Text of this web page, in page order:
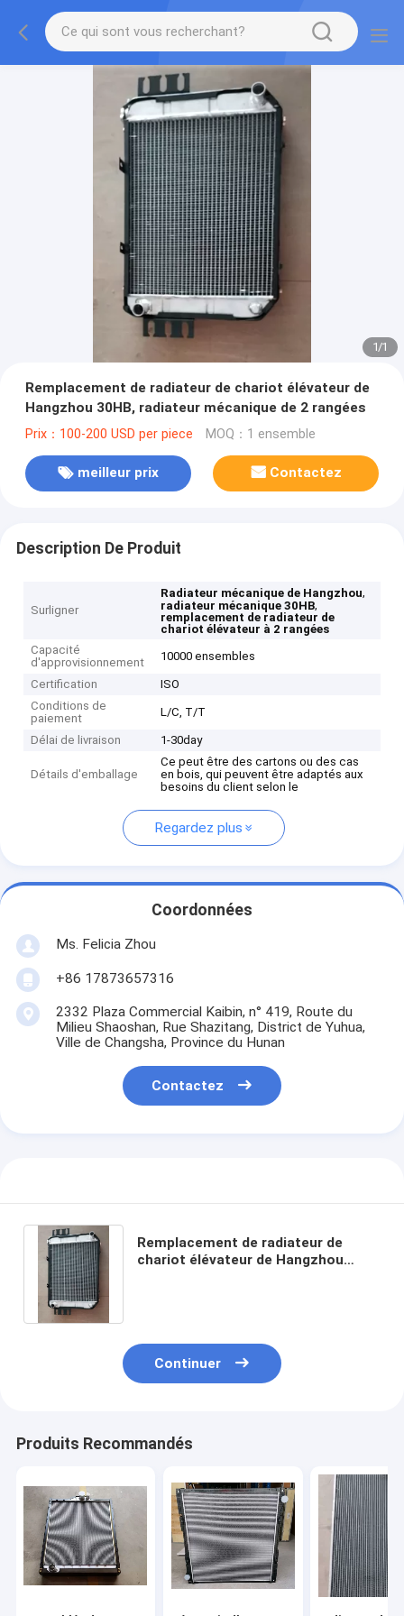
1/1
Remplacement de radiateur de chariot élévateur de
Hangzhou 30HB, radiateur mécanique de 2 rangées
Prix：100-200 USD per piece MOQ：1 ensemble
meilleur prix Contactez
Description De Produit
Surligner
Radiateur mécanique de Hangzhou,
radiateur mécanique 30HB,
remplacement de radiateur de
chariot élévateur à 2 rangées
Capacité
d'approvisionnement
10000 ensembles
Certification
ISO
Conditions de
paiement
L/C, T/T
Délai de livraison 1-30day
Détails d'emballage
Ce peut être des cartons ou des cas
en bois, qui peuvent être adaptés aux
besoins du client selon le
Regardez plus
Coordonnées
Ms. Felicia Zhou
+86 17873657316
2332 Plaza Commercial Kaibin, n° 419, Route du
Milieu Shaoshan, Rue Shazitang, District de Yuhua,
Ville de Changsha, Province du Hunan
Contactez
Remplacement de radiateur de
chariot élévateur de Hangzhou
Continuer
Produits Recommandés